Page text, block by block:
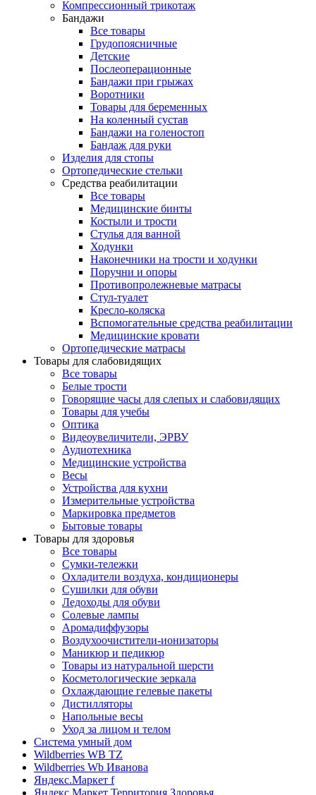
Компрессионный трикотаж
Бандажи
Все товары
Грудопоясничные
Детские
Послеоперационные
Бандажи при грыжах
Воротники
Товары для беременных
На коленный сустав
Бандажи на голеностоп
Бандаж для руки
Изделия для стопы
Ортопедические стельки
Средства реабилитации
Все товары
Медицинские бинты
Костыли и трости
Стулья для ванной
Ходунки
Наконечники на трости и ходунки
Поручни и опоры
Противопролежневые матрасы
Стул-туалет
Кресло-коляска
Вспомогательные средства реабилитации
Медицинские кровати
Ортопедические матраcы
Товары для слабовидящих
Все товары
Белые трости
Говорящие часы для слепых и слабовидящих
Товары для учебы
Оптика
Видеоувеличители, ЭРВУ
Аудиотехника
Медицинские устройства
Весы
Устройства для кухни
Измерительные устройства
Маркировка предметов
Бытовые товары
Товары для здоровья
Все товары
Сумки-тележки
Охладители воздуха, кондиционеры
Сушилки для обуви
Ледоходы для обуви
Солевые лампы
Аромадиффузоры
Воздухоочистители-ионизаторы
Маникюр и педикюр
Товары из натуральной шерсти
Косметологические зеркала
Охлаждающие гелевые пакеты
Дистилляторы
Напольные весы
Уход за лицом и телом
Система умный дом
Wildberries WB TZ
Wildberries Wb Иванова
Яндекс.Маркет f
Яндекс.Маркет Территория Здоровья